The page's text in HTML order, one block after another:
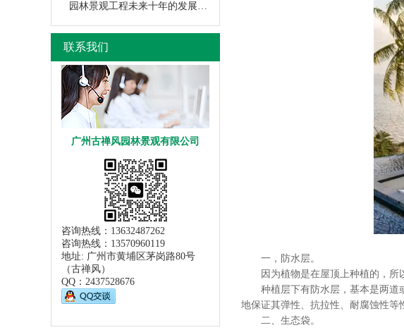
园林景观工程未来十年的发展趋势分析
联系我们
广州古禅风园林景观有限公司
咨询热线：13632487262
咨询热线：13570960119
地址: 广州市黄埔区茅岗路80号
（古禅风）
QQ： 2437528676
一，防水层。
因为植物是在屋顶上种植的，所以
种植层下有防水层，基本是两道或
地保证其弹性、抗拉性、耐腐蚀性等
二、生态袋。